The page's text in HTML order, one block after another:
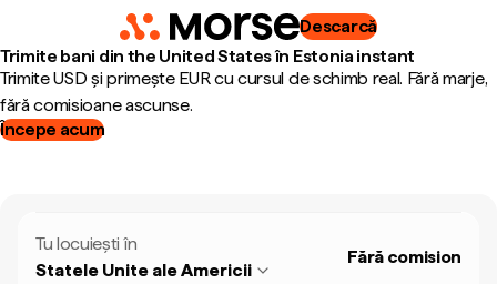
Descarcă
Trimite bani din the United States în Estonia instant
Trimite USD și primește EUR cu cursul de schimb real. Fără marje,
fără comisioane ascunse.
Începe acum
Tu locuiești în
Statele Unite ale Americii
Fără comision